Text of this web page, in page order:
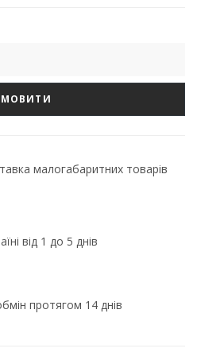
малогабаритних товарів
від 1 до 5 днів
протягом 14 днів